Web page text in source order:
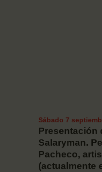
Sábado 7
Presentación
Salaryman.
Pacheco,
(actualmente